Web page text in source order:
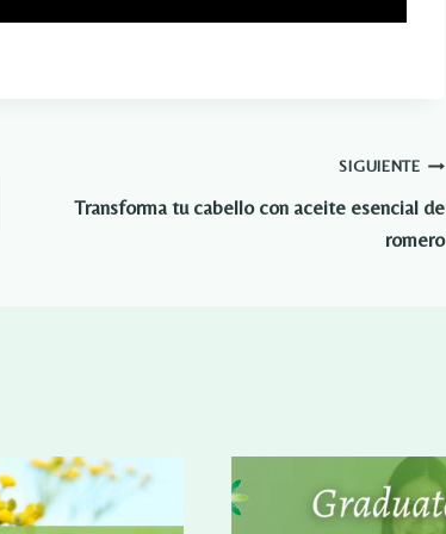
SIGUIENTE
Transforma tu cabello con aceite esencial de
romero